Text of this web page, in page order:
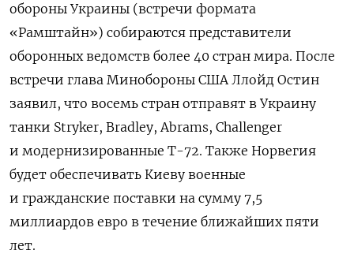
обороны Украины (встречи формата
«Рамштайн») собираются представители
оборонных ведомств более 40 стран мира. После
встречи глава Минобороны США Ллойд Остин
заявил, что восемь стран отправят в Украину
танки Stryker, Bradley, Abrams, Challenger
и модернизированные Т-72. Также Норвегия
будет обеспечивать Киеву военные
и гражданские поставки на сумму 7,5
миллиардов евро в течение ближайших пяти
лет.